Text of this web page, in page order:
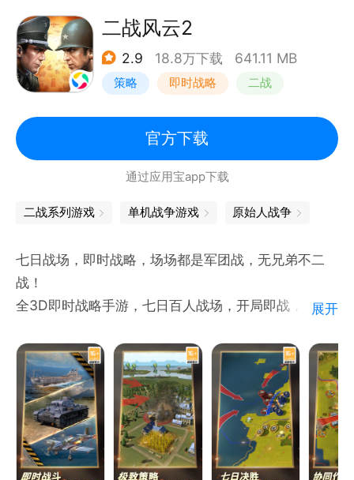
二战风云2
2.9 18.8万下载 641.11 MB
策略 即时战略 二战
写实
官方下载
通过应用宝app下载
二战系列游戏 单机战争游戏 原始人战争
七日战场，即时战略，场场都是军团战，无兄弟不二
战！
全3D即时战略手游，七日百人战场，开局即战，从此
一支部队，多元化战斗体验。
展开